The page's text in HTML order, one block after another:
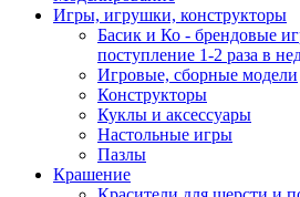
Игры, игрушки, конструкторы
Басик и Ко - брендовые
поступление 1-2 раза в
Игровые, сборные модели
Конструкторы
Куклы и аксессуары
Настольные игры
Пазлы
Крашение